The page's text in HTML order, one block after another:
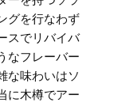
グを行なわず
スでリバイバ
なフレーバー
な味わいはソ
に木樽でアー